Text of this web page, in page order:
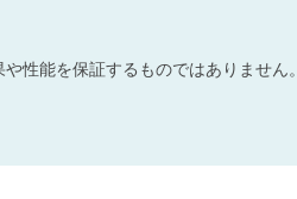
性能を保証するものではありません。